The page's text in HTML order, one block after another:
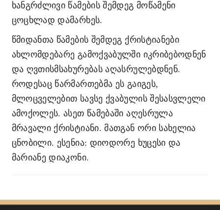
ხანგრძლივი წამების შემდეგ მოწამენი
ცოცხლად დამარხეს.
წმიდანთა წამების შემდეგ ქრისტიანები
ახლომდებარე გამოქვაბულში იკრიბებოდნენ
და ღვთისმსახურებას აღასრულებდნენ.
როდესაც წარმართებმა ეს გაიგეს,
მლოცველებით სავსე ქვაბულის შესასვლელი
ამოქოლეს. ასეთ წამებაში აღესრულა
მრავალი ქრისტიანი. მათგან ორი სახელია
ცნობილი. ესენია: დიოდორე ხუცესი და
მარიანე დიაკონი.